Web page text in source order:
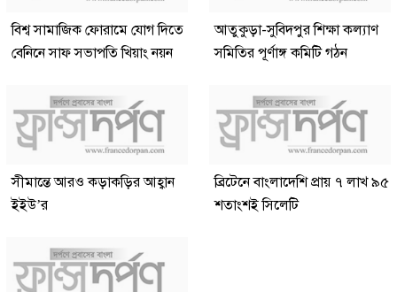
বিশ্ব সামাজিক ফোরামে যোগ দিতে
বেনিনে সাফ সভাপতি খিয়াং নয়ন
আতুকুড়া-সুবিদপুর শিক্ষা কল্যাণ
সমিতির পূর্ণাঙ্গ কমিটি গঠন
সীমান্তে আরও কড়াকড়ির আহ্বান
ইইউ’র
ব্রিটেনে বাংলাদেশি প্রায় ৭ লাখ ৯৫
শতাংশই সিলেটি